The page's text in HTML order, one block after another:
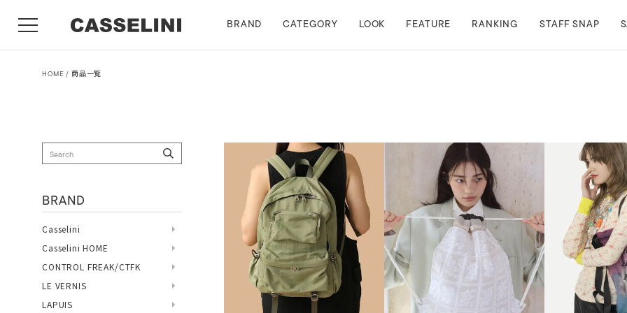
BRAND CATEGORY LOOK FEATURE RANKING STAFF SNAP
HOME 商品一覧
BRAND
Casselini
Casselini HOME
CONTROL FREAK/CTFK
LE VERNIS
LAPUIS